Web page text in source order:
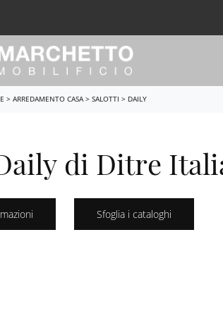
> ARREDAMENTO CASA> SALOTTI > DAILY
di Ditre
Sfoglia i cataloghi